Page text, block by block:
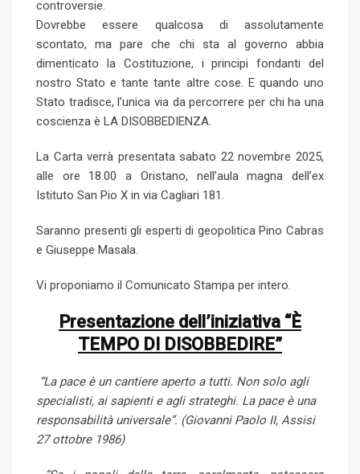
controversie.
Dovrebbe essere qualcosa di assolutamente
scontato, ma pare che chi sta al governo abbia
dimenticato la Costituzione, i principi fondanti del
nostro Stato e tante tante altre cose. E quando uno
Stato tradisce, l’unica via da percorrere per chi ha una
coscienza è LA DISOBBEDIENZA.
La Carta verrà presentata sabato 22 novembre 2025,
alle ore 18.00 a Oristano, nell’aula magna dell’ex
Istituto San Pio X in via Cagliari 181.
Saranno presenti gli esperti di geopolitica Pino Cabras
e Giuseppe Masala.
Vi proponiamo il Comunicato Stampa per intero.
Presentazione dell’iniziativa “È
TEMPO DI DISOBBEDIRE”
“La pace è un cantiere aperto a tutti. Non solo agli
specialisti, ai sapienti e agli strateghi. La pace è una
responsabilità universale”. (Giovanni Paolo II, Assisi
27 ottobre 1986)